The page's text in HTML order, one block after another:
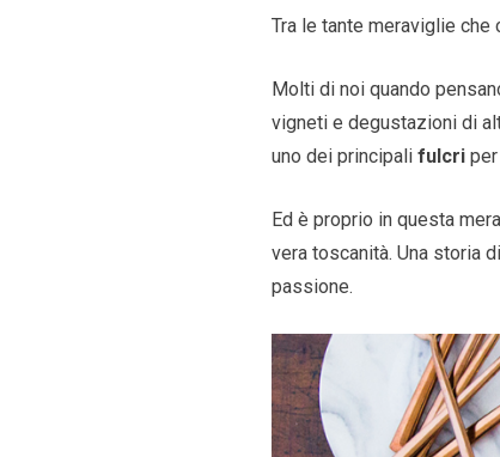
Tra le tante meraviglie
Molti di noi quando
vigneti e degustazioni di
uno dei principalifulcri
Ed è proprio in questa
vera toscanità. Una storia
passione.